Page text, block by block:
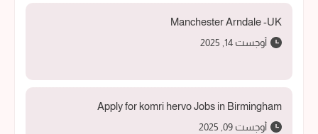
Manchester Arndale -UK
أوجست 14, 2025
Apply for komri hervo Jobs in Birmingham
أوجست 09, 2025